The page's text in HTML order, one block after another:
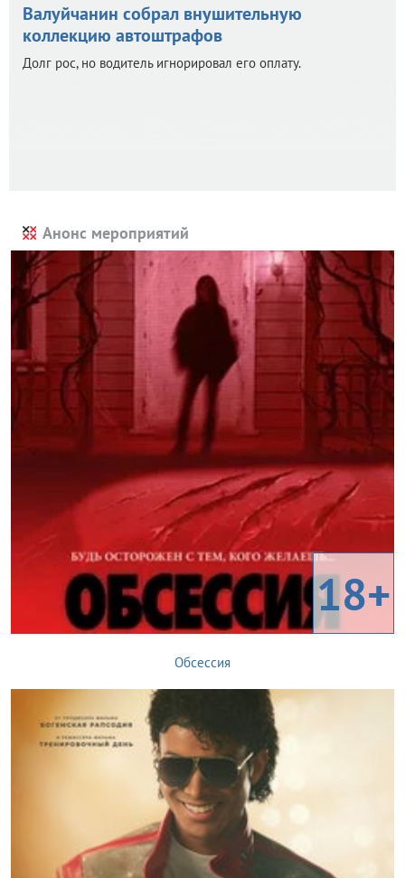
Валуйчанин собрал внушительную
коллекцию автоштрафов
Долг рос, но водитель игнорировал его оплату.
Анонс мероприятий
18+
Обсессия